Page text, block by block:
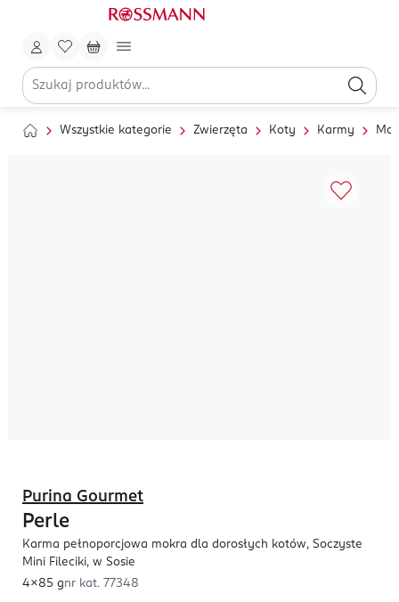
Wszystkie kategorie Zwierzęta Koty Karmy
Purina Gourmet
Perle
Karma pełnoporcjowa mokra dla dorosłych kotów, Soczyste
Mini Fileciki, w Sosie
4x85 gnr kat. 77348